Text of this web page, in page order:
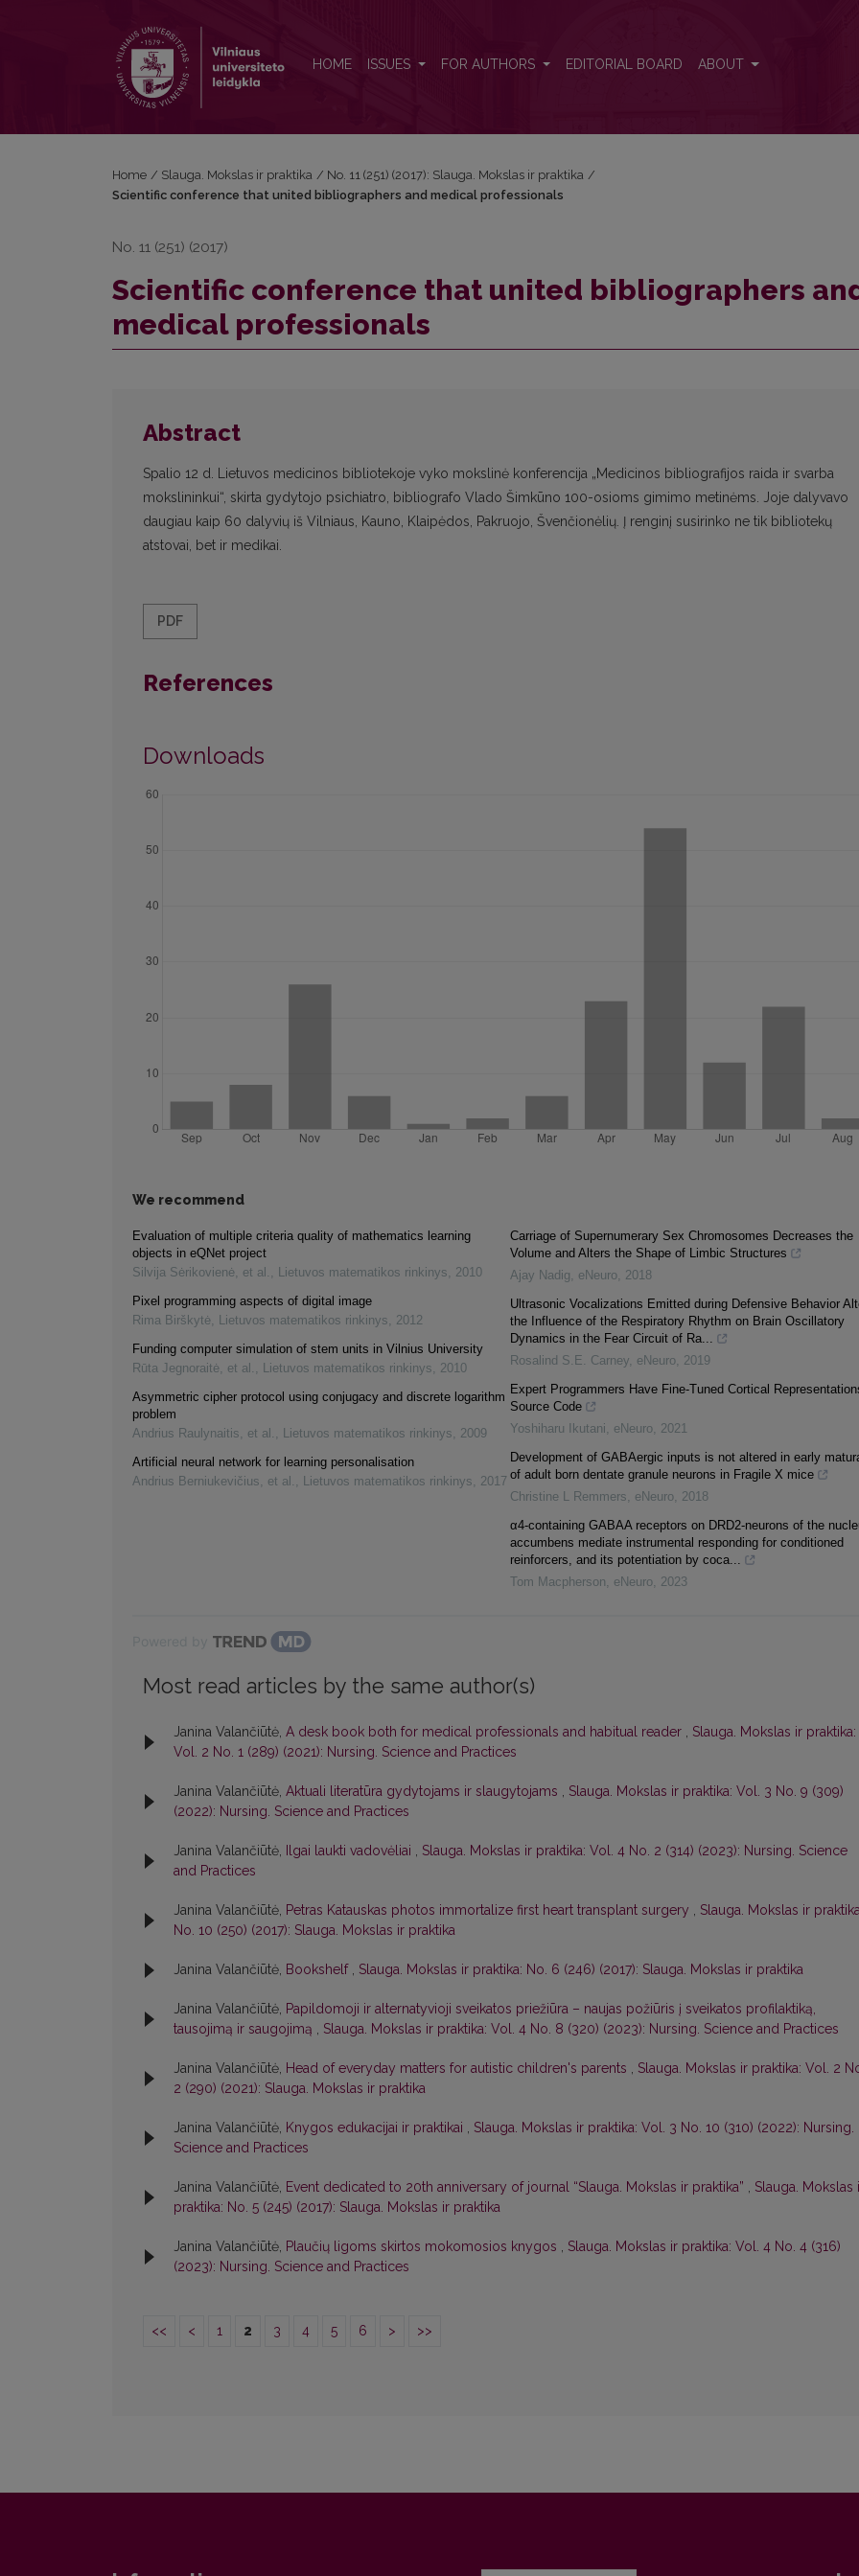
HOME ISSUES FOR AUTHORS EDITORIAL BOARD ABOUT
Home / Slauga. Mokslas ir praktika / No. 11 (251) (2017): Slauga. Mokslas ir praktika /
Scientific conference that united bibliographers and medical professionals
No. 11 (251) (2017)
Scientific conference that united bibliographers
medical professionals
Abstract
Spalio 12 d. Lietuvos medicinos bibliotekoje vyko mokslinė konferencija „Medicinos bibliografijos raida ir svarba
mokslininkui“, skirta gydytojo psichiatro, bibliografo Vlado Šimkūno 100-osioms gimimo metinėms. Joje dalyvavo
daugiau kaip 60 dalyvių iš Vilniaus, Kauno, Klaipėdos, Pakruojo, Švenčionėlių. Į renginį susirinko ne tik bibliotekų
atstovai, bet ir medikai.
PDF
References
Downloads
We recommend
Evaluation of multiple criteria quality of mathematics learning
objects in eQNet project
Silvija Sėrikovienė, et al. , Lietuvos matematikos rinkinys, 2010
Pixel programming aspects of digital image
Rima Birškytė, Lietuvos matematikos rinkinys, 2012
Funding computer simulation of stem units in Vilnius University
Rūta Jegnoraitė, et al. , Lietuvos matematikos rinkinys, 2010
Asymmetric cipher protocol using conjugacy and discrete logarithm
problem
Andrius Raulynaitis, et al. , Lietuvos matematikos rinkinys, 2009
Artificial neural network for learning personalisation
Andrius Berniukevičius, et al. , Lietuvos matematikos rinkinys, 2017
Carriage of Supernumerary Sex Chromosomes Decreases the
Volume and Alters the Shape of Limbic Structures
Ajay Nadig, eNeuro, 2018
Ultrasonic Vocalizations Emitted during Defensive Behavior
the Influence of the Respiratory Rhythm on Brain Oscillatory
Dynamics in the Fear Circuit of Ra...
Rosalind S.E. Carney, eNeuro, 2019
Expert Programmers Have Fine-Tuned Cortical
Source Code
Yoshiharu Ikutani, eNeuro, 2021
Development of GABAergic inputs is not altered in early
of adult born dentate granule neurons in Fragile X mice
Christine L Remmers, eNeuro, 2018
α4-containing GABAA receptors on DRD2-neurons of the
accumbens mediate instrumental responding for conditioned
reinforcers, and its potentiation by coca...
Tom Macpherson, eNeuro, 2023
Most read articles by the same author(s)
Janina Valančiūtė, A desk book both for medical professionals and habitual reader , Slauga. Mokslas ir praktika:
Vol. 2 No. 1 (289) (2021): Nursing. Science and Practices
Janina Valančiūtė, Aktuali literatūra gydytojams ir slaugytojams , Slauga. Mokslas ir praktika: Vol. 3 No. 9 (309)
(2022): Nursing. Science and Practices
Janina Valančiūtė, Ilgai laukti vadovėliai , Slauga. Mokslas ir praktika: Vol. 4 No. 2 (314) (2023): Nursing. Science
and Practices
Janina Valančiūtė, Petras Katauskas photos immortalize first heart transplant surgery , Slauga. Mokslas ir
No. 10 (250) (2017): Slauga. Mokslas ir praktika
Janina Valančiūtė, Bookshelf , Slauga. Mokslas ir praktika: No. 6 (246) (2017): Slauga. Mokslas ir praktika
Janina Valančiūtė, Papildomoji ir alternatyvioji sveikatos priežiūra – naujas požiūris į sveikatos profilaktiką,
tausojimą ir saugojimą , Slauga. Mokslas ir praktika: Vol. 4 No. 8 (320) (2023): Nursing. Science and Practices
Janina Valančiūtė, Head of everyday matters for autistic children's parents , Slauga. Mokslas ir praktika: Vol. 2
2 (290) (2021): Slauga. Mokslas ir praktika
Janina Valančiūtė, Knygos edukacijai ir praktikai , Slauga. Mokslas ir praktika: Vol. 3 No. 10 (310) (2022): Nursing.
Science and Practices
Janina Valančiūtė, Event dedicated to 20th anniversary of journal “Slauga. Mokslas ir praktika” , Slauga. Mokslas
praktika: No. 5 (245) (2017): Slauga. Mokslas ir praktika
Janina Valančiūtė, Plaučių ligoms skirtos mokomosios knygos , Slauga. Mokslas ir praktika: Vol. 4 No. 4 (316)
(2023): Nursing. Science and Practices
<< < 1 2 3 4 5 6 > >>